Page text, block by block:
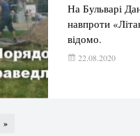
На Бульварі
навпроти
відомо.
22.08.2020
»